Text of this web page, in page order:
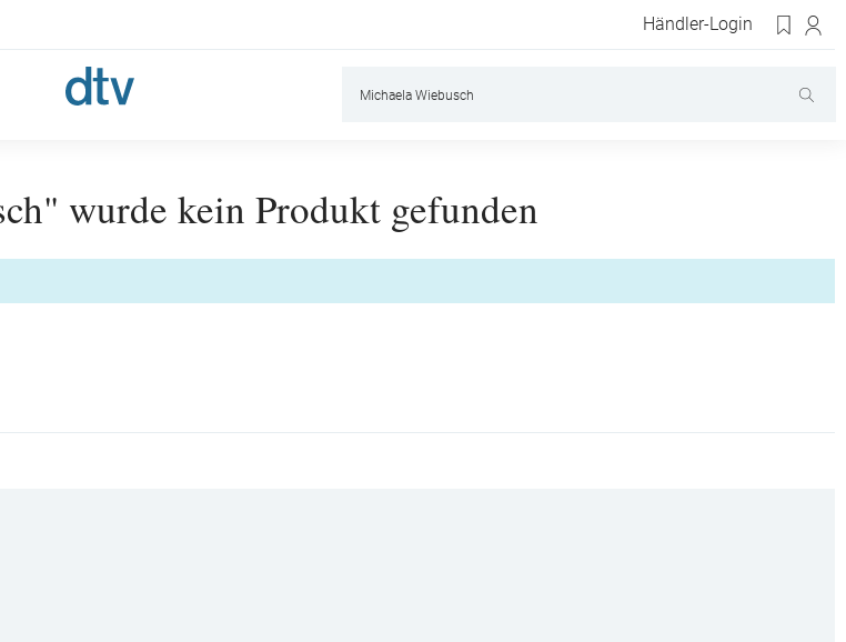
Händler-Login
wurde kein Produkt gefunden